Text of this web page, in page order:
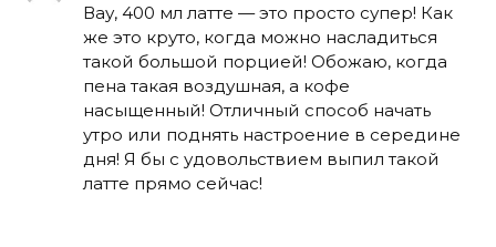
Вау, 400 мл латте — это просто супер! Как
же это круто, когда можно насладиться
такой большой порцией! Обожаю, когда
пена такая воздушная, а кофе
насыщенный! Отличный способ начать
утро или поднять настроение в середине
дня! Я бы с удовольствием выпил такой
латте прямо сейчас!